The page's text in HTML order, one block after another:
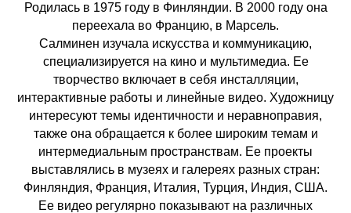
Родилась в 1975 году в Финляндии. В 2000 году она
переехала во Францию, в Марсель.
Салминен изучала искусства и коммуникацию,
специализируется на кино и мультимедиа. Ее
творчество включает в себя инсталляции,
интерактивные работы и линейные видео. Художницу
интересуют темы идентичности и неравноправия,
также она обращается к более широким темам и
интермедиальным пространствам. Ее проекты
выставлялись в музеях и галереях разных стран:
Финляндия, Франция, Италия, Турция, Индия, США.
Ее видео регулярно показывают на различных